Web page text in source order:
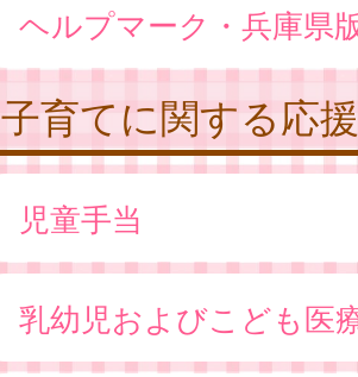
ヘルプマーク・兵庫県
子育てに関する応援
児童手当
乳幼児およびこども医